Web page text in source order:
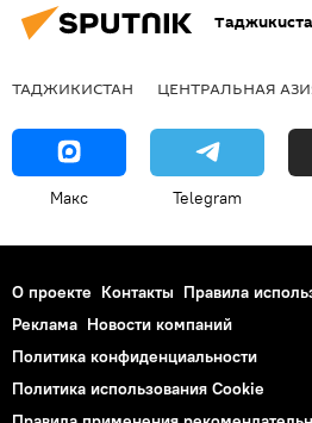
ТАДЖИКИСТАН ЦЕНТРАЛЬНАЯ
Макс Telegram
О проекте Контакты Правила
Реклама Новости компаний
Политика конфиденциальности
Политика использования Cookie